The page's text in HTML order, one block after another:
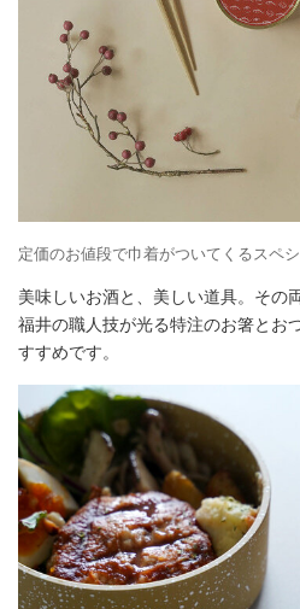
定価のお値段で巾着がついてくるスペ
美味しいお酒と、美しい道具。その
福井の職人技が光る特注のお箸とお
すすめです。